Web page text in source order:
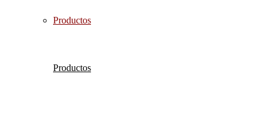
Productos
Productos